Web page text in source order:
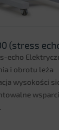
(stress
echo
i obrotu leża
wysokości